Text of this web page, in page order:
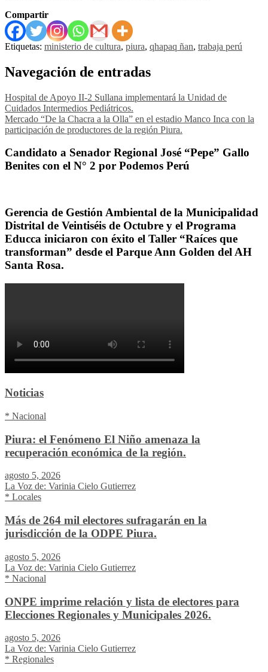
Compartir
Etiquetas: ministerio de cultura, piura, qhapaq ñan, trabaja perú
Navegación de entradas
Hospital de Apoyo II-2 Sullana implementará la Unidad de
Cuidados Intermedios Pediátricos.
Mercado “De la Chacra a la Olla” en el estadio Manco Inca con la
participación de productores de la región Piura.
Candidato a Senador Regional José “Pepe” Gallo
Benites con el N° 2 por Podemos Perú
Gerencia de Gestión Ambiental de la Municipalidad
Distrital de Veintiséis de Octubre y el Programa
Educca iniciaron con éxito el Taller “Raíces que
transforman” desde el Parque Ann Golden del AH
Santa Rosa.
Noticias
* Nacional
Piura: el Fenómeno El Niño amenaza la
recuperación económica de la región.
agosto 5, 2026
La Voz de: Varinia Cielo Gutierrez
* Locales
Más de 264 mil electores sufragarán en la
jurisdicción de la ODPE Piura.
agosto 5, 2026
La Voz de: Varinia Cielo Gutierrez
* Nacional
ONPE imprime relación y lista de electores para
Elecciones Regionales y Municipales 2026.
agosto 5, 2026
La Voz de: Varinia Cielo Gutierrez
* Regionales